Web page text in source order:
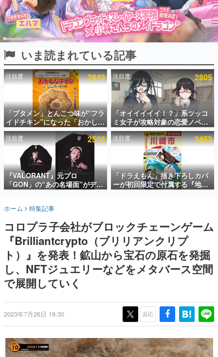
インタビュー
連載・特集一覧
殿堂入り記事
SNS拡散数が数千以上！ ページビュー数万以上！ などな
ど。多くの人々に読まれた、電ファミ渾身の“殿堂入り”記
事をまとめました。
ゲームの企画書
名作ゲームクリエイターの方々に製作時のエピソードをお
聞きし、ヒットする企画（ゲーム）とは何か？を探ってい
きます。
赫本
この物語を解いてはいけない。『赫本』は、〈試験問題〉
の形をした短編ホラー小説集です。
新世代に訊く
これからのデジタルゲーム市場を担う若きクリエイター達
の姿を追い、彼らのルーツと情熱を探っていきます。
日本のコンテンツ産業やカルチャーに与えた影響を探る企
画です。
日本モバイルゲーム産業史
日本のモバイルゲーム史における主要なトピック・タイト
ルを網羅するほか、開発者へのインタビューや識者による
解説を掲載。約20年の歴史が一望できる決定版！
若ゲのいたり〜ゲームクリエイターの青春〜
一先生によるゲーム業界レポートマンガです。
なんでゲームは面白い？
具体的な形から解き明かしていく、硬派で骨太な評論連載
です。
いま読まれている記事
注目度 2849
「ブタメン」とんこつ味が“フラ
イドチキン”になった「おかしな
チキン」が登場。8月11日より
全国のセブンイレブンで順次発
売、 「ブタメンくん」がデザイ
ンされた専用袋が先着でついて
くるキャンペーンも実施
注目度 2805
「オイイイイイ！？」系ツッコ
ミ女子が攻略対象の恋愛ノベル
ゲーム『美術部カノジョ』
Steamストアページが公開。
「お前らーそろそろ自重しろ
ー？＾＾」暗黒微笑の夢女子
や、萌え声不思議ちゃん女子と
青春を謳歌
注目度 2508
『VALORANT』元プロ
「GON」の“あの名場面”がデザ
インされた新作グッズが本日8月
ツやコインケース、アクキーな
どが全品受注生産で登場、過去
に発売したグッズの再販も
注目度 2453
「ドラえもん」描き下ろしカバ
ーが初回限定で付属する『地球
の歩き方 川崎市』が8月6日に発
ホーム 特集記事
コロプラ子会社がブロックチェーンゲーム
『Brilliantcrypto（ブリリアンクリプ
ト）』を発表！鉱山から宝石の原石を発掘
し、NFTジュエリーなどをメタバース空間
で展開していく
2023年7月26日 18:30 反応